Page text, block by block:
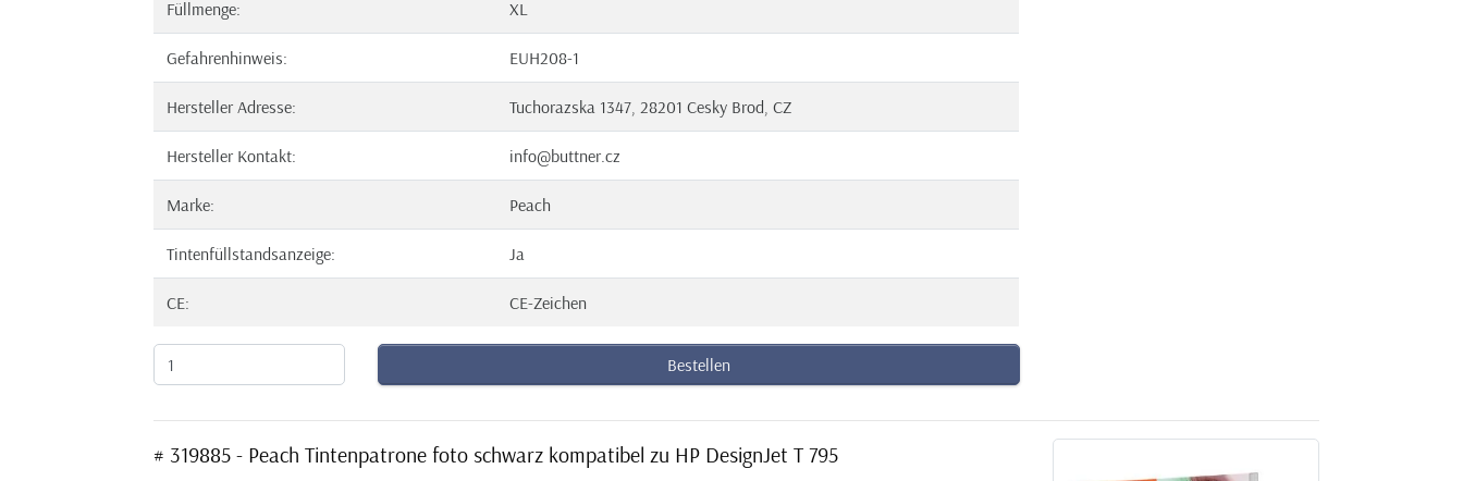
Füllmenge: XL
Gefahrenhinweis: EUH208-1
Hersteller Adresse: Tuchorazska 1347, 28201 Cesky Brod, CZ
Hersteller Kontakt: info@buttner.cz
Marke: Peach
Tintenfüllstandsanzeige: Ja
CE: CE-Zeichen
Bestellen
# 319885 - Peach Tintenpatrone foto schwarz kompatibel zu HP DesignJet T 795